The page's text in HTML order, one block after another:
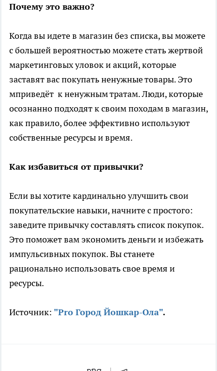
Почему это важно?
Когда вы идете в магазин без списка, вы можете
с большей вероятностью можете стать жертвой
маркетинговых уловок и акций, которые
заставят вас покупать ненужные товары. Это
мприведёт к ненужным тратам. Люди, которые
осознанно подходят к своим походам в магазин,
как правило, более эффективно используют
собственные ресурсы и время.
Как избавиться от привычки?
Если вы хотите кардинально улучшить свои
покупательские навыки, начните с простого:
заведите привычку составлять список покупок.
Это поможет вам экономить деньги и избежать
импульсивных покупок. Вы станете
рационально использовать свое время и
ресурсы.
Источник: "Pro Город Йошкар-Ола".